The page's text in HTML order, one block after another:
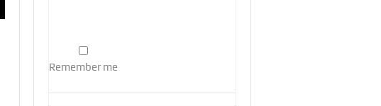
Remember me